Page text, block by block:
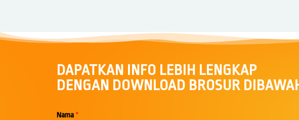
DAPATKAN INFO LEBIH LENGKAP
DENGAN DOWNLOAD BROSUR
Nama *